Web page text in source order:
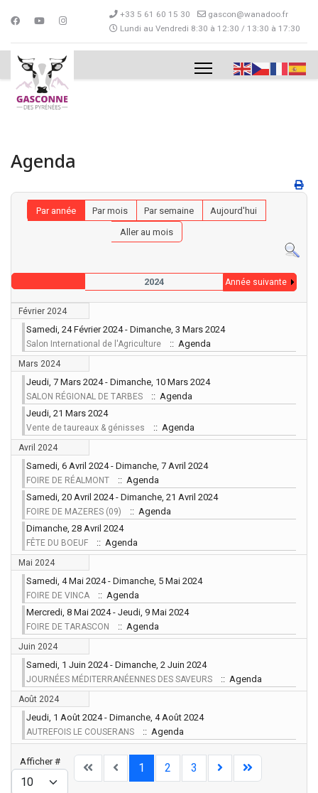
+33 5 61 60 15 30
gascon@wanadoo.fr
Lundi au Vendredi 8:30 à 12:30 / 13:30 à 17:30
Agenda
Par année Par mois Par semaine
Aujourd'hui
Aller au mois
2024 Année suivante
Février 2024
Samedi, 24 Février 2024 - Dimanche, 3 Mars 2024
Salon International de l'Agriculture :: Agenda
Mars 2024
Jeudi, 7 Mars 2024 - Dimanche, 10 Mars 2024
SALON RÉGIONAL DE TARBES
:: Agenda
Jeudi, 21 Mars 2024
Vente de taureaux & génisses :: Agenda
Avril 2024
Samedi, 6 Avril 2024 - Dimanche, 7 Avril 2024
FOIRE DE RÉALMONT
:: Agenda
Samedi, 20 Avril 2024 - Dimanche, 21 Avril 2024
FOIRE DE MAZERES (09)
:: Agenda
Dimanche, 28 Avril 2024
FÊTE DU BOEUF :: Agenda
Mai 2024
Samedi, 4 Mai 2024 - Dimanche, 5 Mai 2024
FOIRE DE VINCA
:: Agenda
Mercredi, 8 Mai 2024 - Jeudi, 9 Mai 2024
FOIRE DE TARASCON :: Agenda
Juin 2024
Samedi, 1 Juin 2024 - Dimanche, 2 Juin 2024
JOURNÉES MÉDITERRANÉENNES DES SAVEURS :: Agenda
Août 2024
Jeudi, 1 Août 2024 - Dimanche, 4 Août 2024
AUTREFOIS LE COUSERANS :: Agenda
Limite de la pagination
Afficher # 1 2 3